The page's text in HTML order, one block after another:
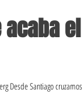
acaba
Desde Santiago